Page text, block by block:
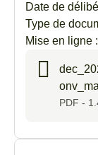
Date de
Type de
Mise en ligne :
PDF -